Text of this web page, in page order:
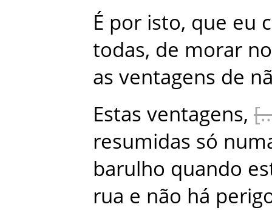
É por isto, que eu
todas, de morar no
as ventagens de
Estas ventagens,
resumidas só
barulho quando
rua e não há